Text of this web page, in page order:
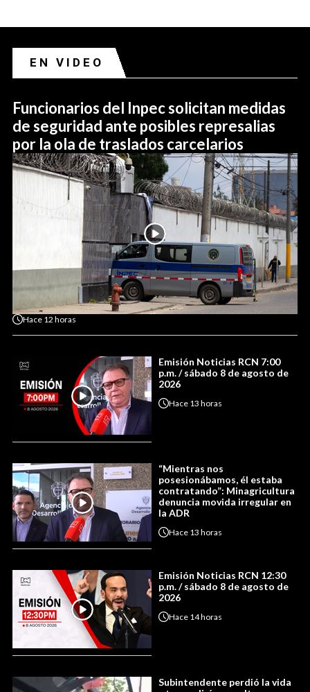
EN VIDEO
Funcionarios del Inpec solicitan medidas
de seguridad ante posibles represalias
por la ola de traslados carcelarios
Hace 12 horas
Emisión Noticias RCN 7:00
p.m. / sábado 8 de agosto de
2026
Hace 13 horas
“Mientras nos
posesionábamos, él estaba
contratando”: Minagricultura
denuncia movida irregular en
la ADR
Hace 13 horas
Emisión Noticias RCN 12:30
p.m. / sábado 8 de agosto de
2026
Hace 14 horas
Subintendente perdió la vida